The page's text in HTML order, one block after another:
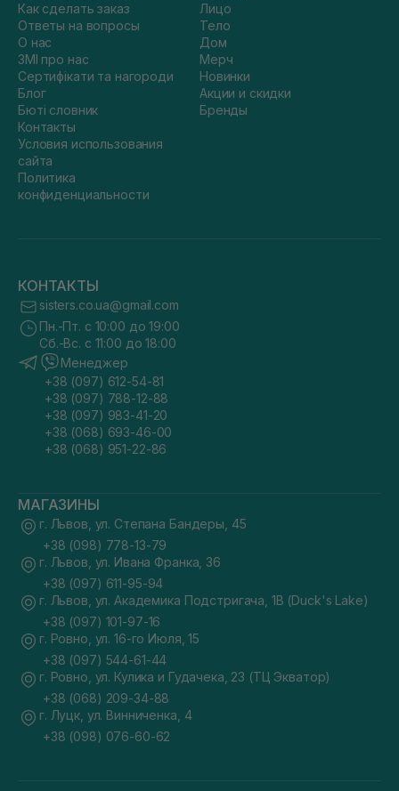
Как сделать заказ
Ответы на вопросы
О нас
ЗМІ про нас
Сертифікати та нагороди
Блог
Бюті словник
Контакты
Условия использования
сайта
Политика
конфиденциальности
Лицо
Тело
Дом
Мерч
Новинки
Акции и скидки
Бренды
КОНТАКТЫ
sisters.co.ua@gmail.com
Пн.-Пт. с 10:00 до 19:00
Сб.-Вс. с 11:00 до 18:00
Менеджер
+38 (097) 612-54-81
+38 (097) 788-12-88
+38 (097) 983-41-20
+38 (068) 693-46-00
+38 (068) 951-22-86
МАГАЗИНЫ
г. Львов, ул. Степана Бандеры, 45
+38 (098) 778-13-79
г. Львов, ул. Ивана Франка, 36
+38 (097) 611-95-94
г. Львов, ул. Академика Подстригача, 1В (Duck's Lake)
+38 (097) 101-97-16
г. Ровно, ул. 16-го Июля, 15
+38 (097) 544-61-44
г. Ровно, ул. Кулика и Гудачека, 23 (ТЦ Экватор)
+38 (068) 209-34-88
г. Луцк, ул. Винниченка, 4
+38 (098) 076-60-62